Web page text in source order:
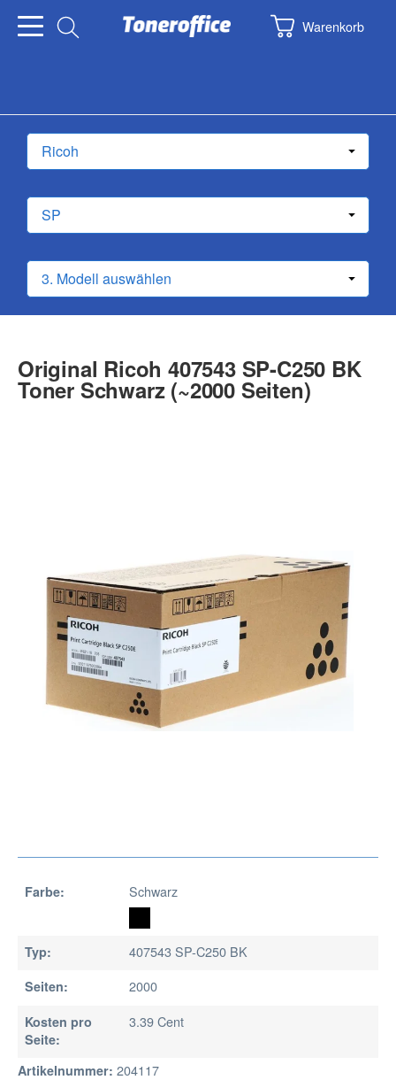
Warenkorb
Original Ricoh 407543 SP-C250 BK
Toner Schwarz (~2000 Seiten)
Farbe: Schwarz
Typ: 407543 SP-C250 BK
Seiten: 2000
Kosten pro
Seite:
3.39 Cent
Artikelnummer: 204117